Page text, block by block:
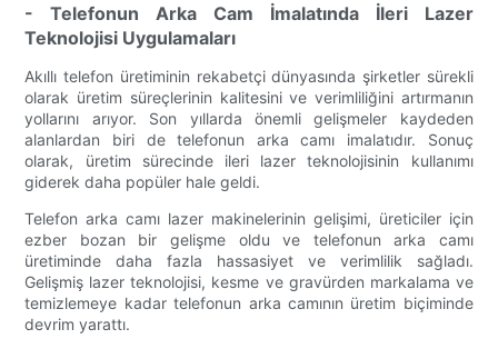
- Telefonun Arka Cam İmalatında İleri Lazer
Teknolojisi Uygulamaları
Akıllı telefon üretiminin rekabetçi dünyasında şirketler sürekli
olarak üretim süreçlerinin kalitesini ve verimliliğini artırmanın
yollarını arıyor. Son yıllarda önemli gelişmeler kaydeden
alanlardan biri de telefonun arka camı imalatıdır. Sonuç
olarak, üretim sürecinde ileri lazer teknolojisinin kullanımı
giderek daha popüler hale geldi.
Telefon arka camı lazer makinelerinin gelişimi, üreticiler için
ezber bozan bir gelişme oldu ve telefonun arka camı
üretiminde daha fazla hassasiyet ve verimlilik sağladı.
Gelişmiş lazer teknolojisi, kesme ve gravürden markalama ve
temizlemeye kadar telefonun arka camının üretim biçiminde
devrim yarattı.